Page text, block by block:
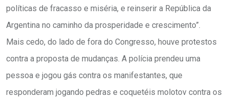
políticas de fracasso e miséria, e reinserir a República da
Argentina no caminho da prosperidade e crescimento”.
Mais cedo, do lado de fora do Congresso, houve protestos
contra a proposta de mudanças. A polícia prendeu uma
pessoa e jogou gás contra os manifestantes, que
responderam jogando pedras e coquetéis molotov contra os